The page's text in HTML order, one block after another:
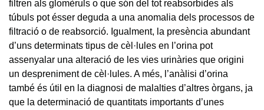
filtren als glomèruls o que són del tot reabsorbides als
túbuls pot ésser deguda a una anomalia dels processos de
filtració o de reabsorció. Igualment, la presència abundant
d’uns determinats tipus de cèl·lules en l’orina pot
assenyalar una alteració de les vies urinàries que origini
un despreniment de cèl·lules. A més, l’anàlisi d’orina
també és útil en la diagnosi de malalties d’altres òrgans, ja
que la determinació de quantitats importants d’unes